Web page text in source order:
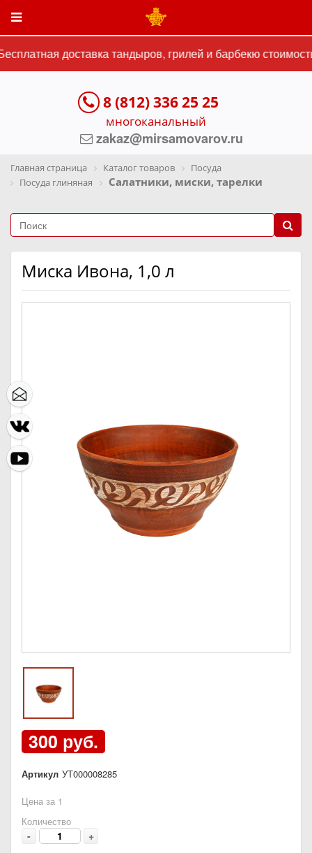
доставка тандыров, грилей и барбекю
8 (812) 336 25 25
многоканальный
zakaz@mirsamovarov.ru
Главная страница Каталог товаров
Посуда
Посуда глиняная
Салатники, миски, тарелки
Миска Ивона, 1,0 л
300 руб.
Артикул УТ000008285
Цена за 1
Количество
- +